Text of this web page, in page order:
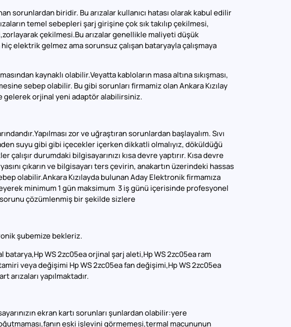
sorunlardan biridir. Bu arızalar kullanıcı hatası olarak kabul edilir
temel sebepleri şarj girişine çok sık takılıp çekilmesi,
çekilmesi.Bu arızalar genellikle maliyeti düşük
elektrik gelmez ama sorunsuz çalışan bataryayla çalışmaya
kaynaklı olabilir.Veyatta kabloların masa altına sıkışması,
sebep olabilir. Bu gibi sorunları firmamiz olan Ankara Kızılay
gelerek orjinal yeni adaptör alabilirsiniz.
zor ve uğraştıran sorunlardan başlayalım. Sıvı
suyu gibi gibi içecekler içerken dikkatli olmalıyız, döküldüğü
çalışır durumdaki bilgisayarınızı kısa devre yaptırır. Kısa devre
çıkarın ve bilgisayarı ters çevirin, anakartın üzerindeki hassas
olabilir.Ankara Kızılayda bulunan Aday Elektronik firmamıza
minimum 1 gün maksimum 3 iş günü içerisinde profesyonel
çözümlenmiş bir şekilde sizlere
şubemize bekleriz.
batarya,Hp WS 2zc05ea orjinal şarj aleti,Hp WS 2zc05ea ram
veya değişimi Hp WS 2zc05ea fan değişimi,Hp WS 2zc05ea
arızaları yapılmaktadır.
ekran kartı sorunları şunlardan olabilir:yere
eski işlevini görmemesi,termal macununun